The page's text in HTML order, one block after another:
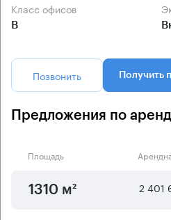
Класс офисов
B
Позвонить Получить
Предложения по
Площадь
1310 м² 2 401